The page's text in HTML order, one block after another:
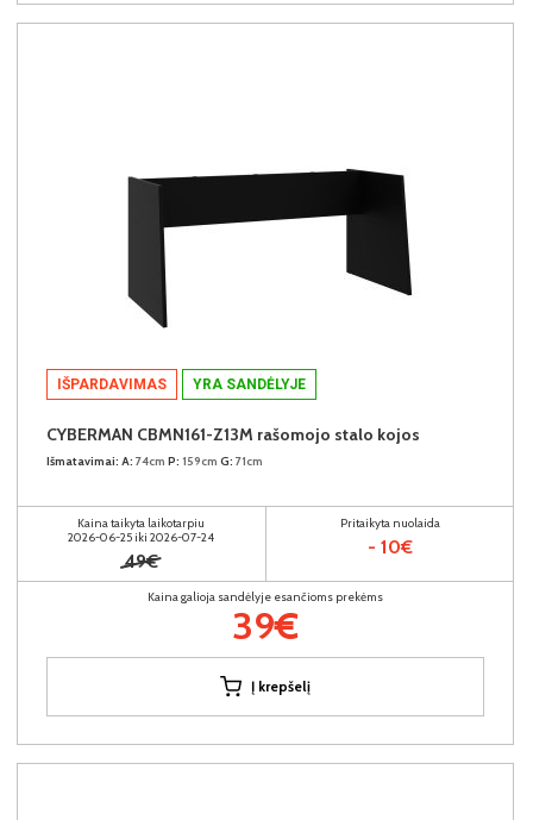
IŠPARDAVIMAS YRA SANDĖLYJE
CYBERMAN CBMN161-Z13M rašomojo stalo kojos
Išmatavimai: A: 74cm P: 159cm G: 71cm
Kaina taikyta laikotarpiu
2026-06-25 iki 2026-07-24
49€
Pritaikyta nuolaida
- 10€
Kaina galioja sandėlyje esančioms prekėms
39€
Į krepšelį